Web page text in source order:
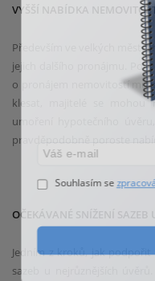
VYŠŠÍ NABÍDKA
Především ve velkých
jejich dalšího pronájmu.
o pronájem nemovitostí
klesat, majitelé se
umoření hypotečního
pravděpodobně poroste
OČEKÁVANÉ SNÍŽENÍ SAZEB
Jedním z kroků, jak
sazeb u nejrůznějších
Souhlasím se